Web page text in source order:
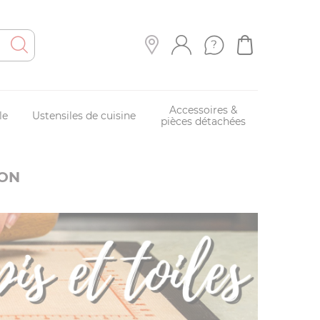
Ustensiles de cuisine
Accessoires &
pièces détachées